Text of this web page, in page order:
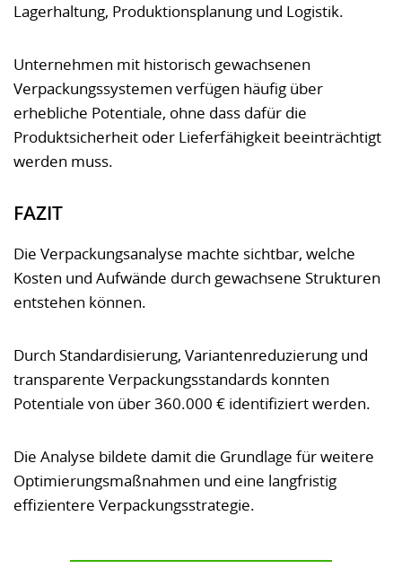
Lagerhaltung, Produktionsplanung und Logistik.
Unternehmen mit historisch gewachsenen
Verpackungssystemen verfügen häufig über
erhebliche Potentiale, ohne dass dafür die
Produktsicherheit oder Lieferfähigkeit beeinträchtigt
werden muss.
FAZIT
Die Verpackungsanalyse machte sichtbar, welche
Kosten und Aufwände durch gewachsene Strukturen
entstehen können.
Durch Standardisierung, Variantenreduzierung und
transparente Verpackungsstandards konnten
Potentiale von über 360.000 € identifiziert werden.
Die Analyse bildete damit die Grundlage für weitere
Optimierungsmaßnahmen und eine langfristig
effizientere Verpackungsstrategie.